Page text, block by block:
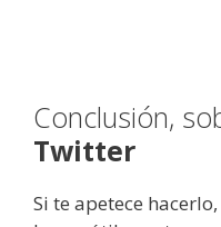
Conclusión,
Twitter
Si te apetece